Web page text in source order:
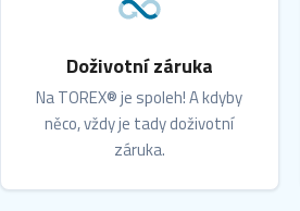
Doživotní záruka
Na TOREX® je spoleh! A kdyby
něco, vždy je tady doživotní
záruka.